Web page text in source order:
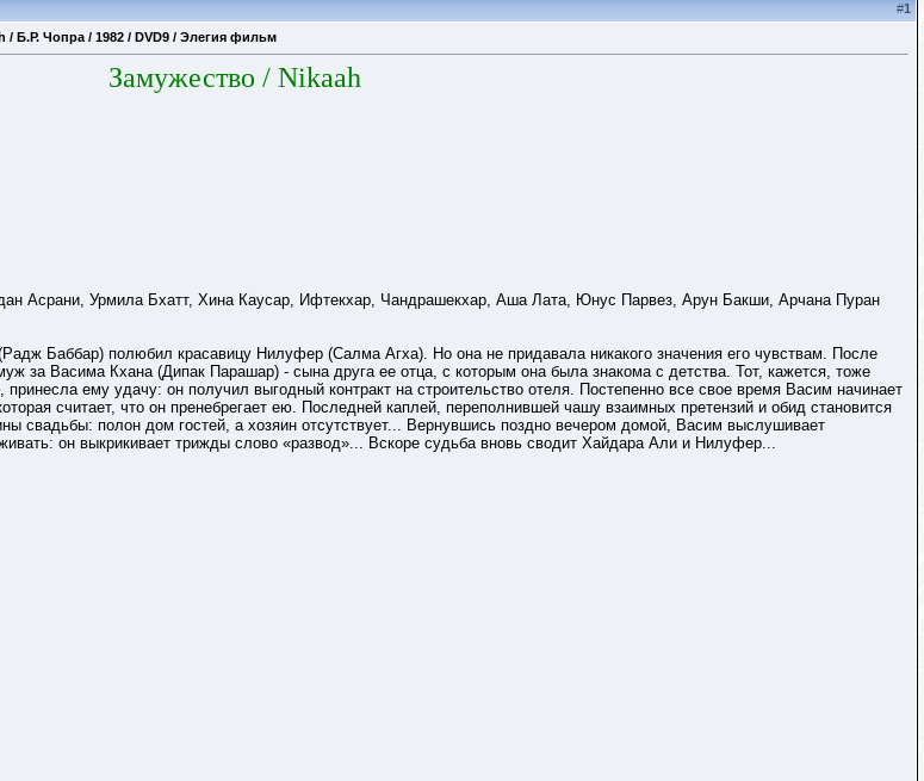
#1
/ Б.Р. Чопра / 1982 / DVD9 / Элегия фильм
Замужество / Nikaah
Асрани, Урмила Бхатт, Хина Каусар, Ифтекхар, Чандрашекхар, Аша Лата, Юнус Парвез, Арун Бакши, Арчана Пуран
Баббар) полюбил красавицу Нилуфер (Салма Агха). Но она не придавала никакого значения его чувствам. После
за Васима Кхана (Дипак Парашар) - сына друга ее отца, с которым она была знакома с детства. Тот, кажется, тоже
ему удачу: он получил выгодный контракт на строительство отеля. Постепенно все свое время Васим начинает
считает, что он пренебрегает ею. Последней каплей, переполнившей чашу взаимных претензий и обид становится
свадьбы: полон дом гостей, а хозяин отсутствует... Вернувшись поздно вечером домой, Васим выслушивает
он выкрикивает трижды слово «развод»... Вскоре судьба вновь сводит Хайдара Али и Нилуфер...